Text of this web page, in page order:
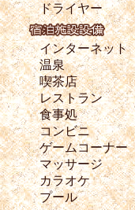
ドライヤー
インターネット
温泉
喫茶店
レストラン
食事処
コンビニ
ゲームコーナー
マッサージ
カラオケ
プール